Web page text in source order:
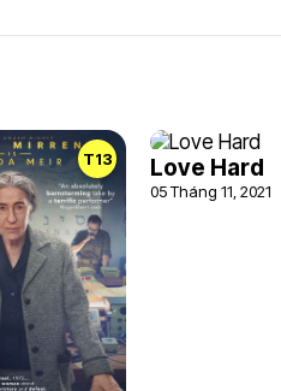
T13 Love Hard
05 Tháng 11, 2021